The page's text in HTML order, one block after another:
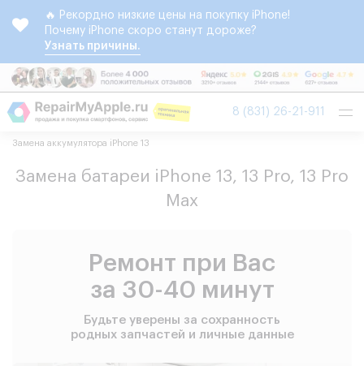
🔥 Рекордно низкие цены на покупку iPhone!
Почему iPhone скоро станут дороже?
Узнать причины.
8 (831) 26-21-911
Замена аккумулятора iPhone 13
Замена батареи iPhone 13, 13 Pro, 13 Pro
Max
Ремонт при Вас
за 30-40 минут
Будьте уверены за сохранность
родных запчастей и личные данные